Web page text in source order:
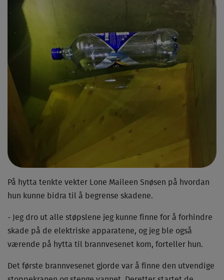
På hytta tenkte vekter Lone Maileen Snøsen på hvordan
hun kunne bidra til å begrense skadene.
- Jeg dro ut alle støpslene jeg kunne finne for å forhindre
skade på de elektriske apparatene, og jeg ble også
værende på hytta til brannvesenet kom, forteller hun.
Det første brannvesenet gjorde var å finne den utvendige